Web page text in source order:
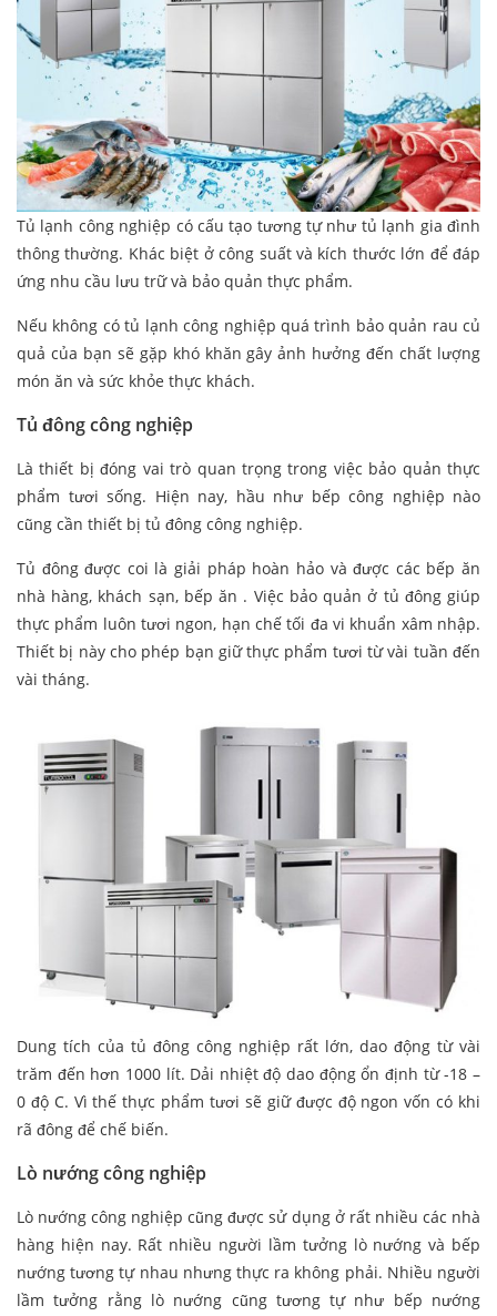
Tủ lạnh công nghiệp có cấu tạo tương tự như tủ lạnh gia đình
thông thường. Khác biệt ở công suất và kích thước lớn để đáp
ứng nhu cầu lưu trữ và bảo quản thực phẩm.
Nếu không có tủ lạnh công nghiệp quá trình bảo quản rau củ
quả của bạn sẽ gặp khó khăn gây ảnh hưởng đến chất lượng
món ăn và sức khỏe thực khách.
Tủ đông công nghiệp
Là thiết bị đóng vai trò quan trọng trong việc bảo quản thực
phẩm tươi sống. Hiện nay, hầu như bếp công nghiệp nào
cũng cần thiết bị tủ đông công nghiệp.
Tủ đông được coi là giải pháp hoàn hảo và được các bếp ăn
nhà hàng, khách sạn, bếp ăn . Việc bảo quản ở tủ đông giúp
thực phẩm luôn tươi ngon, hạn chế tối đa vi khuẩn xâm nhập.
Thiết bị này cho phép bạn giữ thực phẩm tươi từ vài tuần đến
vài tháng.
Dung tích của tủ đông công nghiệp rất lớn, dao động từ vài
trăm đến hơn 1000 lít. Dải nhiệt độ dao động ổn định từ -18 –
0 độ C. Vì thế thực phẩm tươi sẽ giữ được độ ngon vốn có khi
rã đông để chế biến.
Lò nướng công nghiệp
Lò nướng công nghiệp cũng được sử dụng ở rất nhiều các nhà
hàng hiện nay. Rất nhiều người lầm tưởng lò nướng và bếp
nướng tương tự nhau nhưng thực ra không phải. Nhiều người
lầm tưởng rằng lò nướng cũng tương tự như bếp nướng